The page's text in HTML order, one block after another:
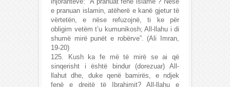
e pranuan islamin, atëherë e kanë gjetur të
vërtetën, e nëse refuzojnë, ti ke për
obligim vetëm t’u kumunikosh; All-llahu i di
shumë mirë punët e robërve”. (Ali Imran,
19-20)
125. Kush ka fe më të mirë se ai që
sinqerisht i është bindur (dorezuar) All-
llahut dhe, duke qenë bamirës, e ndjek
fenë e drejtë të Ibrahimit? All-llahu e